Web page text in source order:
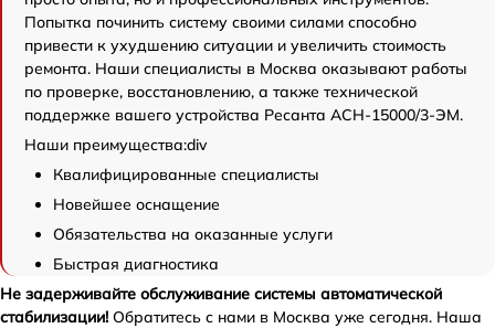
Попытка починить систему своими силами способно
привести к ухудшению ситуации и увеличить стоимость
ремонта. Наши специалисты в Москва оказывают работы
по проверке, восстановлению, а также технической
поддержке вашего устройства Ресанта АСН-15000/3-ЭМ.
Наши преимущества:div
Квалифицированные специалисты
Новейшее оснащение
Обязательства на оказанные услуги
Быстрая диагностика
Не задерживайте обслуживание системы автоматической
стабилизации! Обратитесь с нами в Москва уже сегодня. Наша